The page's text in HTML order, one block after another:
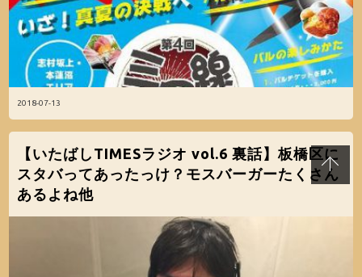
2018-07-13
【いたばしTIMESラジオ vol.6 裏話】板橋区に
スタバってあったっけ？モスバーガーたくさん
あるよね他